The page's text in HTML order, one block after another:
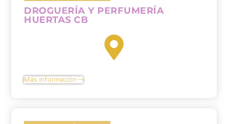
DROGUERÍA Y PERFUMERÍA
HUERTAS CB
Más información